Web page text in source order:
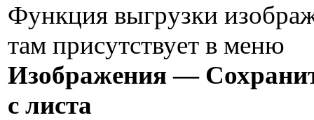
Функция выгрузки
там присутствует в меню
Изображения —
с листа